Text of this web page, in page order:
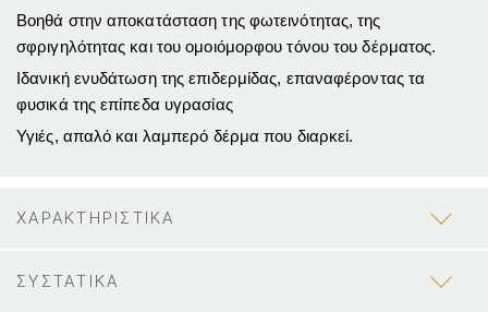
Βοηθά στην αποκατάσταση της φωτεινότητας, της
σφριγηλότητας και του ομοιόμορφου τόνου του δέρματος.
Ιδανική ενυδάτωση της επιδερμίδας, επαναφέροντας τα
φυσικά της επίπεδα υγρασίας
Υγιές, απαλό και λαμπερό δέρμα που διαρκεί.
ΧΑΡΑΚΤΗΡΙΣΤΙΚΑ
ΣΥΣΤΑΤΙΚΑ